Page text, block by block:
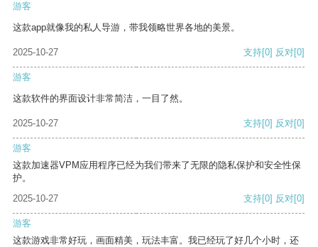
游客
这款app就像我的私人导游，带我领略世界各地的美景。
2025-10-27 支持[0] 反对[0]
游客
这款软件的界面设计非常简洁，一目了然。
2025-10-27 支持[0] 反对[0]
游客
这款加速器VPM应用程序已经为我们带来了无限的隐私保护和安全性保
护。
2025-10-27
支持[0] 反对[0]
游客
这款游戏非常好玩，画面精美，玩法丰富。我已经玩了好几个小时，还